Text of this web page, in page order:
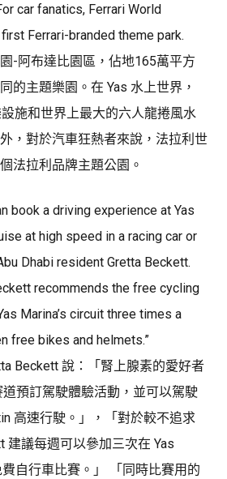
car fanatics, Ferrari World
Ferrari-branded theme park.
-阿布達比園區，佔地165萬平方
的主題樂園。在 Yas 水上世界，
施和世界上最大的六人龍捲風水
，對於汽車狂熱者來說，法拉利世
法拉利品牌主題公園。
book a driving experience at Yas
at high speed in a racing car or
Dhabi resident Gretta Beckett.
recommends the free cycling
Marina’s circuit three times a
free bikes and helmets.”
Beckett 說：「腎上腺素的愛好者
道預訂​​駕駛體驗活動，並可以駕駛
高速行駛。」，「對於較不追求
建議每週可以參加三次在 Yas
自行車比賽。」 「同時比賽用的